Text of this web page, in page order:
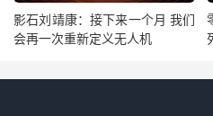
影石刘靖康：接下来一个月 我们
会再一次重新定义无人机